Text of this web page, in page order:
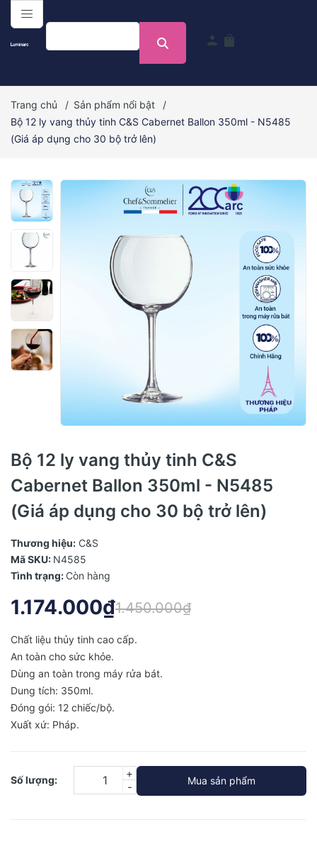
menu
person shopping_bag
Trang chủ / Sản phẩm nổi bật
/
Bộ 12 ly vang thủy tinh C&S Cabernet Ballon 350ml - N5485
(Giá áp dụng cho 30 bộ trở lên)
Bộ 12 ly vang thủy tinh C&S
Cabernet Ballon 350ml - N5485
(Giá áp dụng cho 30 bộ trở lên)
Thương hiệu: C&S
Mã SKU: N4585
Tình trạng: Còn hàng
1.174.000₫1.450.000₫
Chất liệu thủy tinh cao cấp.
An toàn cho sức khỏe.
Dùng an toàn trong máy rửa bát.
Dung tích: 350ml.
Đóng gói: 12 chiếc/bộ.
Xuất xứ: Pháp.
Số lượng:
-
+
Mua sản phẩm